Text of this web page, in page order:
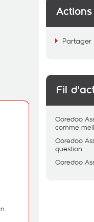
Actions
Fil
Ooredoo
comme
Ooredoo
question
Ooredoo